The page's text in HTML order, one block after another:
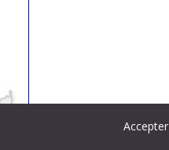
Accepter